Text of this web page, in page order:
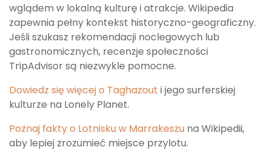
wglądem w lokalną kulturę i atrakcje. Wikipedia
zapewnia pełny kontekst historyczno-geograficzny.
Jeśli szukasz rekomendacji noclegowych lub
gastronomicznych, recenzje społeczności
TripAdvisor są niezwykle pomocne.
Dowiedz się więcej o Taghazout i jego surferskiej
kulturze na Lonely Planet.
Poznaj fakty o Lotnisku w Marrakeszu na Wikipedii,
aby lepiej zrozumieć miejsce przylotu.